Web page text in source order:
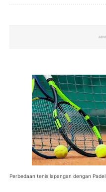
Perbedaan tenis lapangan dengan Padel